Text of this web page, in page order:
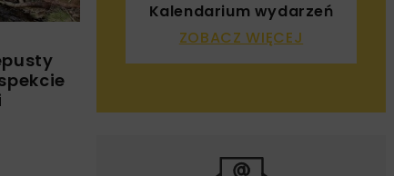
Kalendarium wydarzeń
ZOBACZ WIĘCEJ